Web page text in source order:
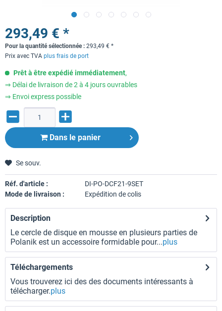
293,49 € *
Pour la quantité sélectionnée : 293,49 € *
Prix avec TVA plus frais de port
Prêt à être expédié immédiatement,
⇒ Délai de livraison de 2 à 4 jours ouvrables
⇒ Envoi express possible
Dans le panier
Se souv.
Réf. d'article :
DI-PO-DCF21-9SET
Mode de livraison :
Expédition de colis
Description
Le cercle de disque en mousse en plusieurs parties de
Polanik est un accessoire formidable pour...plus
Téléchargements
Vous trouverez ici des des documents intéressants à
télécharger.plus